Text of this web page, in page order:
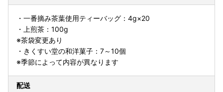
・一番摘み茶葉使用ティーバッグ：4g×20
・上煎茶：100g
※茶袋変更あり
・きくすい堂の和洋菓子：7～10個
※季節によって内容が異なります
配送